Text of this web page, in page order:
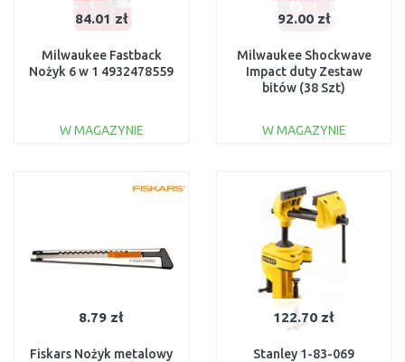
84.01 zł
Milwaukee Fastback
Nożyk 6 w 1 4932478559
W MAGAZYNIE
Do porównania
92.00 zł
Milwaukee Shockwave
Impact duty Zestaw
bitów (38 Szt)
W MAGAZYNIE
Do porównania
8.79 zł
Fiskars Nożyk metalowy
122.70 zł
Stanley 1-83-069